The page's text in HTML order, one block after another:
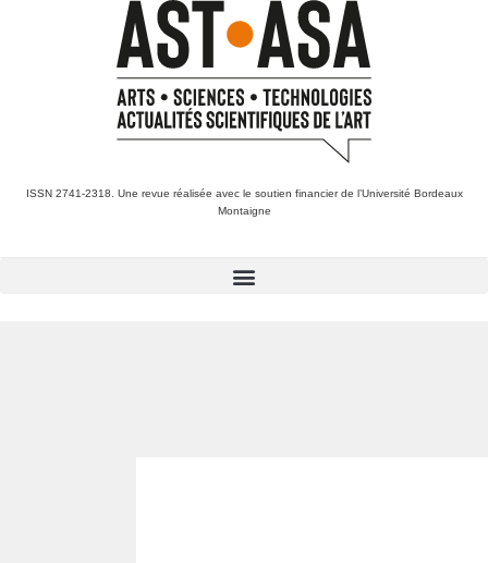
ISSN 2741-2318. Une revue réalisée avec le soutien financier de l’Université Bordeaux
Montaigne